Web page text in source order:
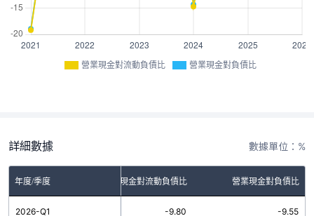
營業現金對流動負債比 營業現金對負債比
詳細數據 數據單位：%
年度/季度 營業現金對流動負債比 營業現金對負債比
2026-Q1 -9.80 -9.55